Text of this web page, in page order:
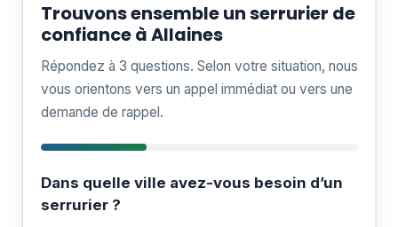
Trouvons ensemble un serrurier de
confiance à Allaines
Répondez à 3 questions. Selon votre situation, nous
vous orientons vers un appel immédiat ou vers une
demande de rappel.
Dans quelle ville avez-vous besoin d’un
serrurier ?